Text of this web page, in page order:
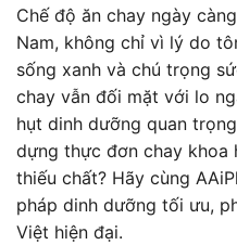
Chế độ ăn chay ngày
Nam, không chỉ vì lý do
sống xanh và chú trọng
chay vẫn đối mặt với lo
hụt dinh dưỡng quan
dựng thực đơn chay khoa
thiếu chất? Hãy cùng
pháp dinh dưỡng tối ưu,
Việt hiện đại.